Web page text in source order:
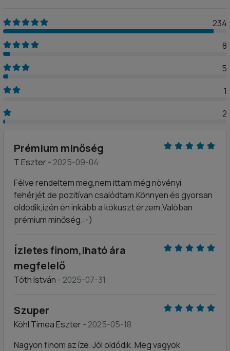
234
8
5
1
2
Prémium minőség
T Eszter- 2025-09-04
Félve rendeltem meg,nem ittam még növényi
fehérjét,de pozitívan csalódtam.Könnyen és gyorsan
oldódik,ízén én inkább a kókuszt érzem.Valóban
prémium minőség.:-)
Ízletes finom,iható ára
megfelelő
Tóth István - 2025-07-31
Szuper
Kóhl Tímea Eszter- 2025-05-18
Nagyon finom az íze. Jól oldódik. Meg vagyok